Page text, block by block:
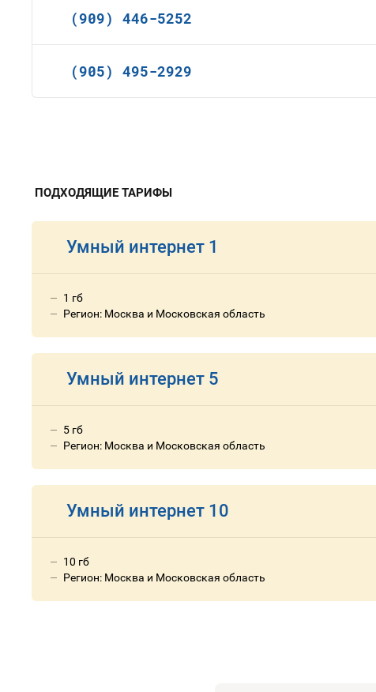
(909) 446-5252
(905) 495-2929
ПОДХОДЯЩИЕ ТАРИФЫ
Умный интернет 1
1 гб
Регион: Москва и Московская область
Умный интернет 5
5 гб
Регион: Москва и Московская область
Умный интернет 10
10 гб
Регион: Москва и Московская область